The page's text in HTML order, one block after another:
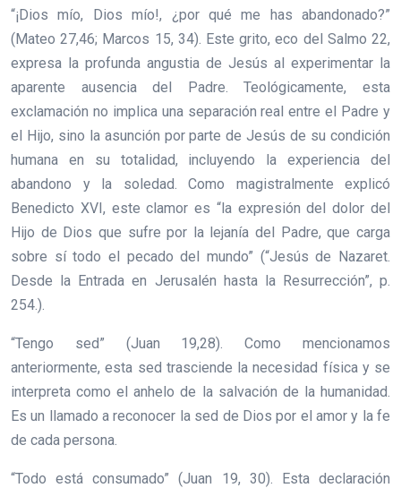
“¡Dios mío, Dios mío!, ¿por qué me has abandonado?”
(Mateo 27,46; Marcos 15, 34). Este grito, eco del Salmo 22,
expresa la profunda angustia de Jesús al experimentar la
aparente ausencia del Padre. Teológicamente, esta
exclamación no implica una separación real entre el Padre y
el Hijo, sino la asunción por parte de Jesús de su condición
humana en su totalidad, incluyendo la experiencia del
abandono y la soledad. Como magistralmente explicó
Benedicto XVI, este clamor es “la expresión del dolor del
Hijo de Dios que sufre por la lejanía del Padre, que carga
sobre sí todo el pecado del mundo” (“Jesús de Nazaret.
Desde la Entrada en Jerusalén hasta la Resurrección”, p.
254.).
“Tengo sed” (Juan 19,28). Como mencionamos
anteriormente, esta sed trasciende la necesidad física y se
interpreta como el anhelo de la salvación de la humanidad.
Es un llamado a reconocer la sed de Dios por el amor y la fe
de cada persona.
“Todo está consumado” (Juan 19, 30). Esta declaración